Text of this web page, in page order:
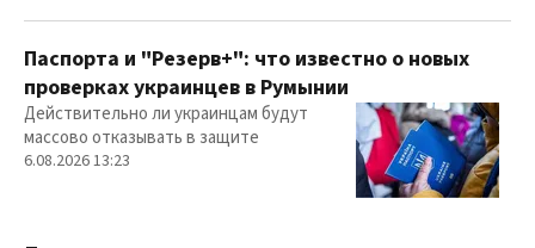
Паспорта и "Резерв+": что известно о новых
проверках украинцев в Румынии
Действительно ли украинцам будут
массово отказывать в защите
6.08.2026 13:23